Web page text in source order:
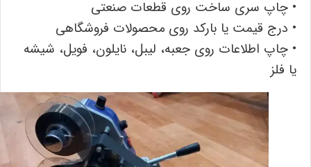
• چاپ سری ساخت روی قطعات صنعتی
• درج قیمت یا بارکد روی محصولات فروشگاهی
• چاپ اطلاعات روی جعبه، لیبل، نایلون، فویل، شیشه
یا فلز